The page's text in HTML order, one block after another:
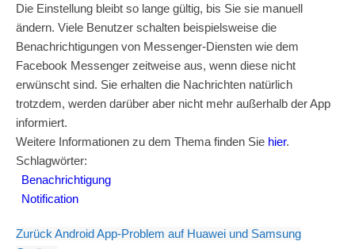
Die Einstellung bleibt so lange gültig, bis Sie sie manuell
ändern. Viele Benutzer schalten beispielsweise die
Benachrichtigungen von Messenger-Diensten wie dem
Facebook Messenger zeitweise aus, wenn diese nicht
erwünscht sind. Sie erhalten die Nachrichten natürlich
trotzdem, werden darüber aber nicht mehr außerhalb der App
informiert.
Weitere Informationen zu dem Thema finden Sie hier.
Schlagwörter:
Benachrichtigung
Notification
Zurück Android App-Problem auf Huawei und Samsung